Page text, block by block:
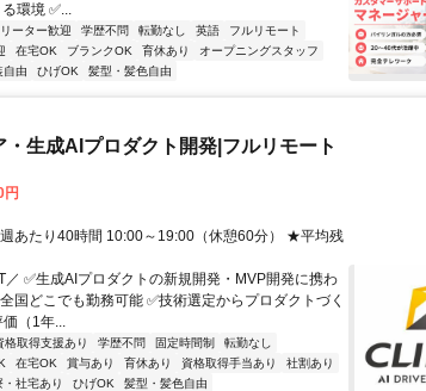
環境 ✅...
ーター歓迎 学歴不問 転勤なし 英語
フルリモート
在宅OK ブランクOK 育休あり
オープニングスタッフ
自由 ひげOK 髪型・髪色自由
生成AIプロダクト開発|フルリモート
あたり40時間 10:00～19:00（休憩60分） ★平均残
✅生成AIプロダクトの新規開発・MVP開発に携わ
国どこでも勤務可能 ✅技術選定からプロダクトづく
価（1年...
格取得支援あり 学歴不問 固定時間制
転勤なし
在宅OK 賞与あり 育休あり 資格取得手当あり
社割あり
・社宅あり ひげOK 髪型・髪色自由